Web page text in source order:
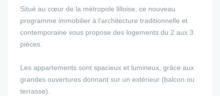
Situé au cœur de la métropole lilloise, ce nouveau
programme immobilier à l'architecture traditionnelle et
contemporaine vous propose des logements du 2 aux 3
pièces.
Les appartements sont spacieux et lumineux, grâce aux
grandes ouvertures donnant sur un extérieur (balcon ou
terrasse).